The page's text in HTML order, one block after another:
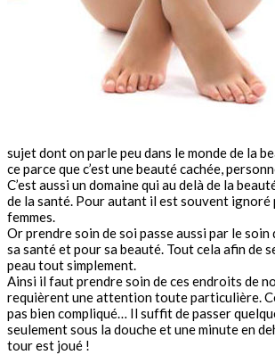
sujet dont on parle peu dans le monde de la
ce parce que c’est une beauté cachée,
C’est aussi un domaine qui au delà de la
de la santé. Pour autant il est souvent ignoré
femmes.
Or prendre soin de soi passe aussi par le
sa santé et pour sa beauté. Tout cela afin de
peau tout simplement.
Ainsi il faut prendre soin de ces endroits de
requièrent une attention toute particulière.
pas bien compliqué… Il suffit de passer
seulement sous la douche et une minute en
tour est joué !